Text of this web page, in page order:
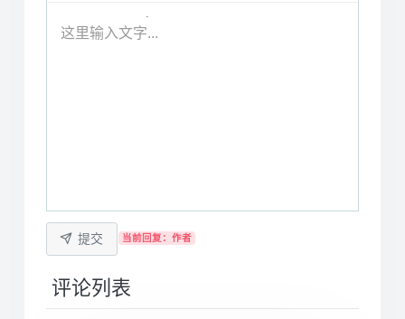
这里输入文字...
提交 当前回复：作者
评论列表